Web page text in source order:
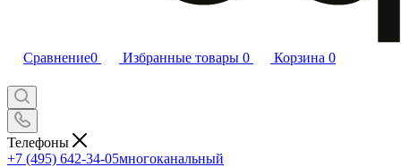
Сравнение0 Избранные товары 0 Корзина 0
Телефоны
+7 (495) 642-34-05многоканальный